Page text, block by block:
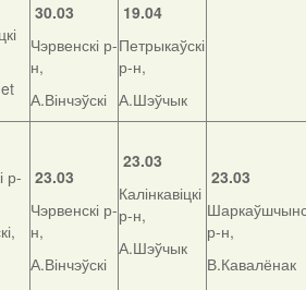
30.03
Чэрвенскі р-
н,
А.Вінчэўскі
19.04
Петрыкаўскі
р-н,
А.Шэўчык
р-
23.03
Чэрвенскі р-
н,
А.Вінчэўскі
23.03
Калінкавіцкі
р-н,
А.Шэўчык
23.03
р-н,
В.Кавалёнак